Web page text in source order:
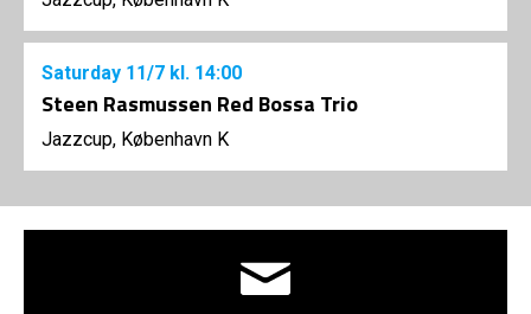
Saturday 11/7 kl. 14:00
Steen Rasmussen Red Bossa Trio
Jazzcup, København K